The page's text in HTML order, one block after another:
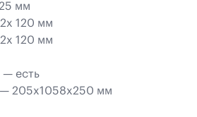
мм
120 мм
120 мм
— есть
205x1058x250 мм